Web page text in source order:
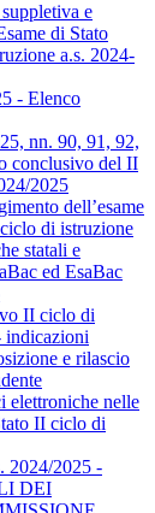
suppletiva e
di Stato
a.s. 2024-
- Elenco
nn. 90, 91, 92,
conclusivo del II
2025
dell’esame
di istruzione
statali e
ed EsaBac
II ciclo di
indicazioni
e rilascio
elettroniche nelle
II ciclo di
2024/2025 -
DEI